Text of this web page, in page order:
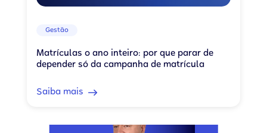
Gestão
Matrículas o ano inteiro: por que parar de
depender só da campanha de matrícula
Saiba mais